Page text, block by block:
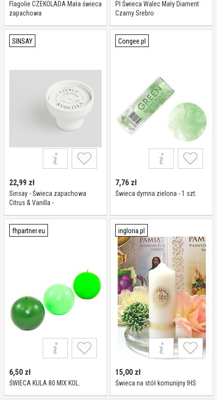
Flagolie CZEKOLADA Mała świeca
zapachowa
Pl Świeca Walec Mały Diament
Czarny Srebro
SINSAY
22,99 zł
Sinsay - Świeca zapachowa
Citrus & Vanilla -
Congee.pl
7,76 zł
Świeca dymna zielona - 1 szt.
fhpartner.eu
6,50 zł
ŚWIECA KULA 80 MIX KOL.
ingloria.pl
15,00 zł
Świeca na stół komunijny IHS